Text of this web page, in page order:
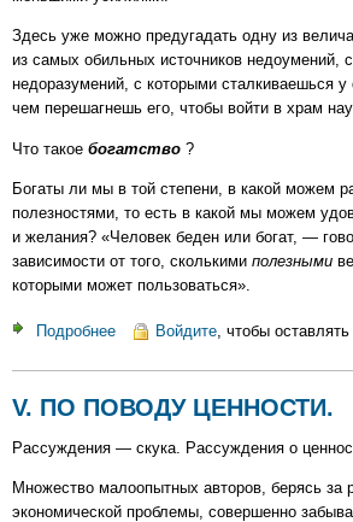
Здесь уже можно предугадать одну из
из самых обильных источников недоумений,
недоразумений, с которыми сталкиваешься у
чем перешагнешь его, чтобы войти в храм
Что такое богатство ?
Богаты ли мы в той степени, в какой можем
полезностями, то есть в какой мы можем
и желания? «Человек беден или богат, —
зависимости от того, сколькими полезными
которыми может пользоваться».
Подробнее Войдите, чтобы
V. ПО ПОВОДУ ЦЕННОСТИ.
Рассуждения — скука. Рассуждения о
Множество малоопытных авторов, берясь за
экономической проблемы, совершенно